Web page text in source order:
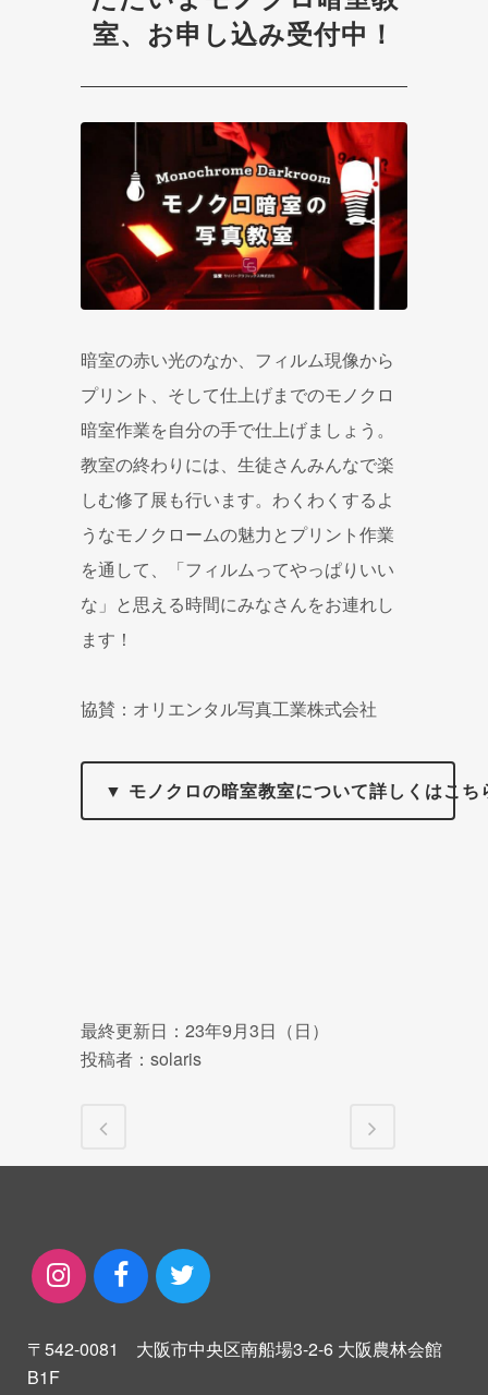
室、お申し込み受付中！
暗室の赤い光のなか、フィルム現像から
プリント、そして仕上げまでのモノクロ
暗室作業を自分の手で仕上げましょう。
教室の終わりには、生徒さんみんなで楽
しむ修了展も行います。わくわくするよ
うなモノクロームの魅力とプリント作業
を通して、「フィルムってやっぱりいい
な」と思える時間にみなさんをお連れし
ます！
協賛：オリエンタル写真工業株式会社
▼ モノクロの暗室教室について詳しくはこち
最終更新日：23年9月3日（日）
投稿者：solaris
〒542-0081 大阪市中央区南船場3-2-6 大阪農林会館
B1F